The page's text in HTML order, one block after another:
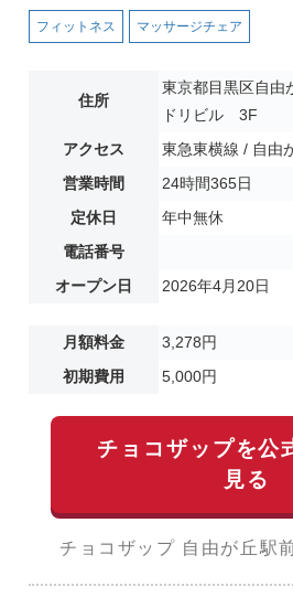
フィットネス マッサージチェア
住所
東京都目黒区自
ドリビル 3F
アクセス
東急東横線 / 自
営業時間
24時間365日
定休日
年中無休
電話番号
オープン日
2026年4月20日
月額料金
3,278円
初期費用
5,000円
チョコザップを公
見る
チョコザップ 自由が丘駅